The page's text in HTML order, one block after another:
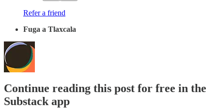
Refer a friend
Fuga a Tlaxcala
Continue reading this post for free in the
Substack app